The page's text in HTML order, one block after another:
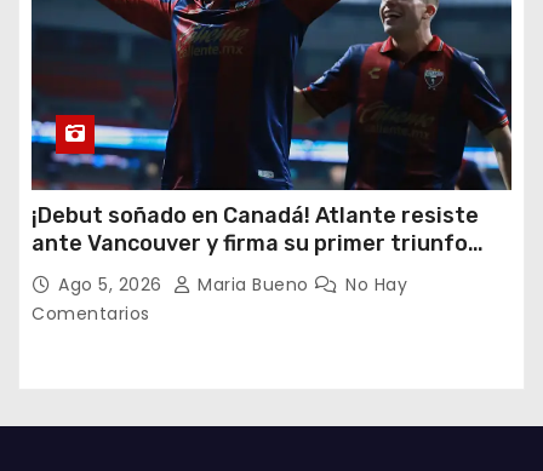
¡Debut soñado en Canadá! Atlante resiste
ante Vancouver y firma su primer triunfo
histórico en la Leagues Cup
Ago 5, 2026 Maria Bueno
No Hay
Comentarios